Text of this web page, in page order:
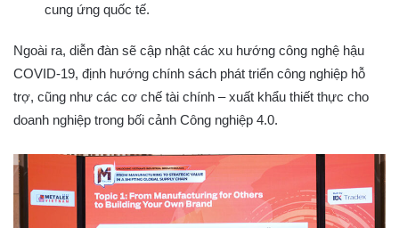
cung ứng quốc tế.
Ngoài ra, diễn đàn sẽ cập nhật các xu hướng công nghệ hậu
COVID-19, định hướng chính sách phát triển công nghiệp hỗ
trợ, cũng như các cơ chế tài chính – xuất khẩu thiết thực cho
doanh nghiệp trong bối cảnh Công nghiệp 4.0.